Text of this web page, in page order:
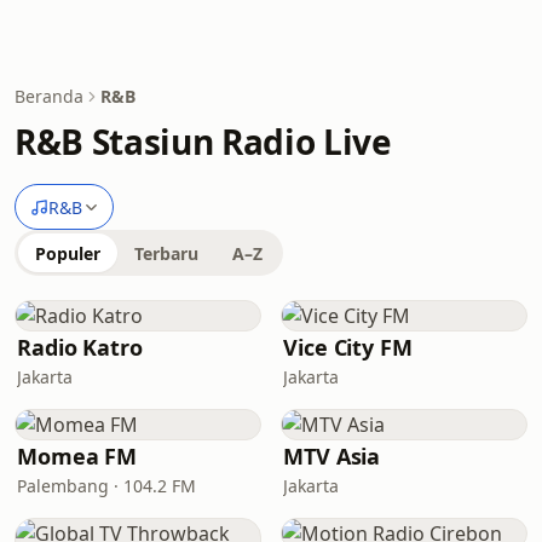
Beranda R&B
R&B Stasiun Radio Live
R&B
Populer Terbaru A–Z
Radio Katro
Jakarta
Vice City FM
Jakarta
Momea FM
Palembang · 104.2 FM
MTV Asia
Jakarta